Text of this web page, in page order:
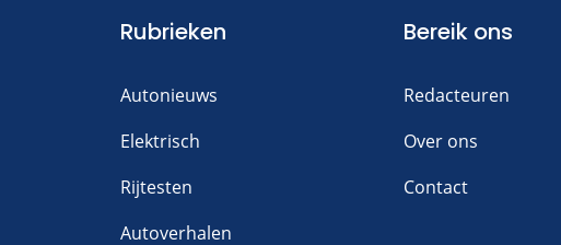
Rubrieken
Autonieuws
Elektrisch
Rijtesten
Autoverhalen
Bereik ons
Redacteuren
Over ons
Contact